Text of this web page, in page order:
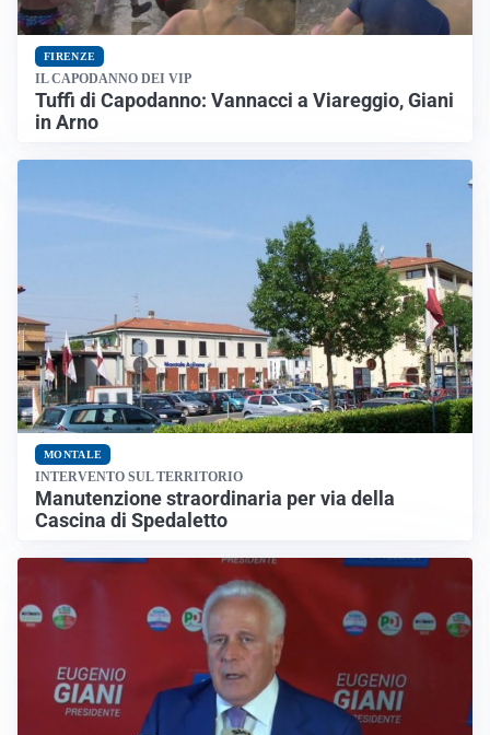
FIRENZE
IL CAPODANNO DEI VIP
Tuffi di Capodanno: Vannacci a Viareggio, Giani
in Arno
MONTALE
INTERVENTO SUL TERRITORIO
Manutenzione straordinaria per via della
Cascina di Spedaletto